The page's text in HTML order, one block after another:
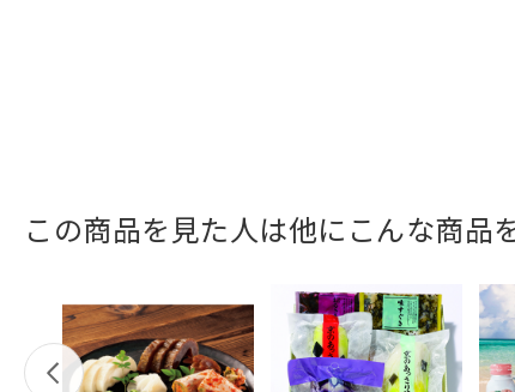
この商品を見た人は他にこんな商品